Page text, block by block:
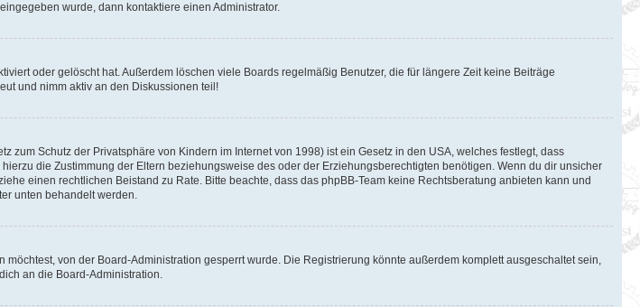
wurde, dann kontaktiere einen Administrator.
oder gelöscht hat. Außerdem löschen viele Boards regelmäßig Benutzer, die für längere Zeit keine Beiträge
und nimm aktiv an den Diskussionen teil!
zum Schutz der Privatsphäre von Kindern im Internet von 1998) ist ein Gesetz in den USA, welches festlegt, dass
die Zustimmung der Eltern beziehungsweise des oder der Erziehungsberechtigten benötigen. Wenn du dir unsicher
einen rechtlichen Beistand zu Rate. Bitte beachte, dass das phpBB-Team keine Rechtsberatung anbieten kann und
unten behandelt werden.
von der Board-Administration gesperrt wurde. Die Registrierung könnte außerdem komplett ausgeschaltet sein,
an die Board-Administration.